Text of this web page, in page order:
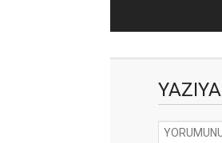
YAZIYA